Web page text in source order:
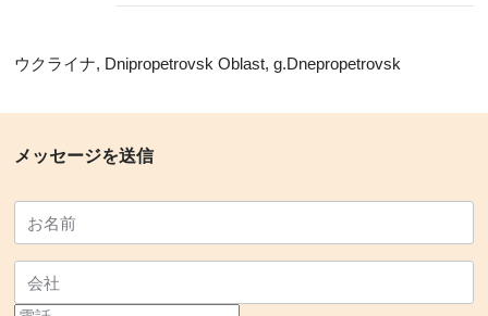
ウクライナ, Dnipropetrovsk Oblast, g.Dnepropetrovsk
メッセージを送信